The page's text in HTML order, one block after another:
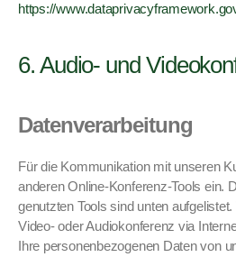
https://
6. Audio- und
Datenverarbeitung
Für die Kom­mu­nika­tion mit unseren
anderen Online-Kon­ferenz-Tools ein.
genutzten Tools sind unten
Video- oder Audiokon­ferenz via
Ihre per­so­n­en­be­zo­ge­nen Dat­en von